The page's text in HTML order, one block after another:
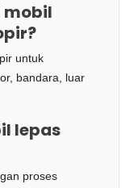
mobil
untuk
bandara, luar
lepas
proses